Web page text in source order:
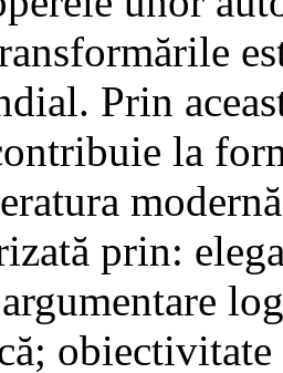
Prin
la
prin: